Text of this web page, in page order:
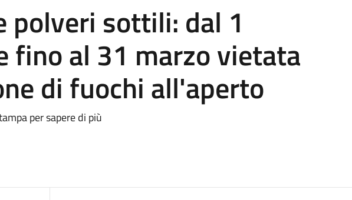
polveri sottili: dal 1
fino al 31 marzo vietata
di fuochi all'aperto
per sapere di più